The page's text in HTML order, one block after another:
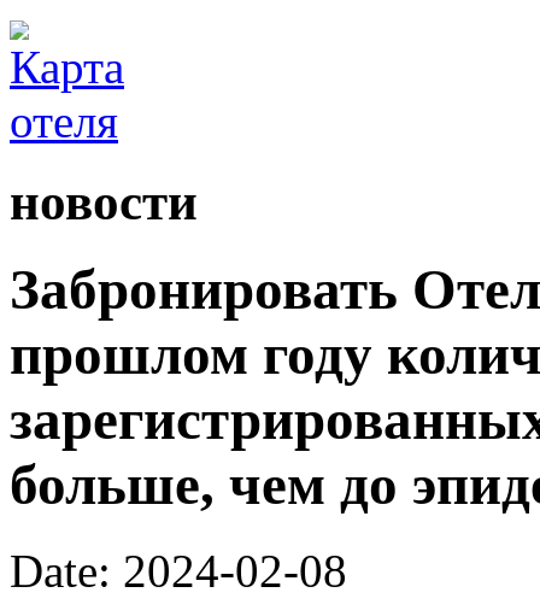
новости
Забронировать
прошлом году
больше, чем до
Date: 2024-02-08